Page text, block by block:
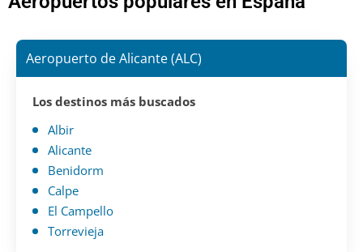
Aeropuerto de Alicante (ALC)
Los destinos más buscados
Albir
Alicante
Benidorm
Calpe
El Campello
Torrevieja